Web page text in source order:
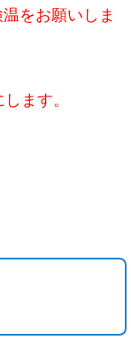
をお願いしま
ます。